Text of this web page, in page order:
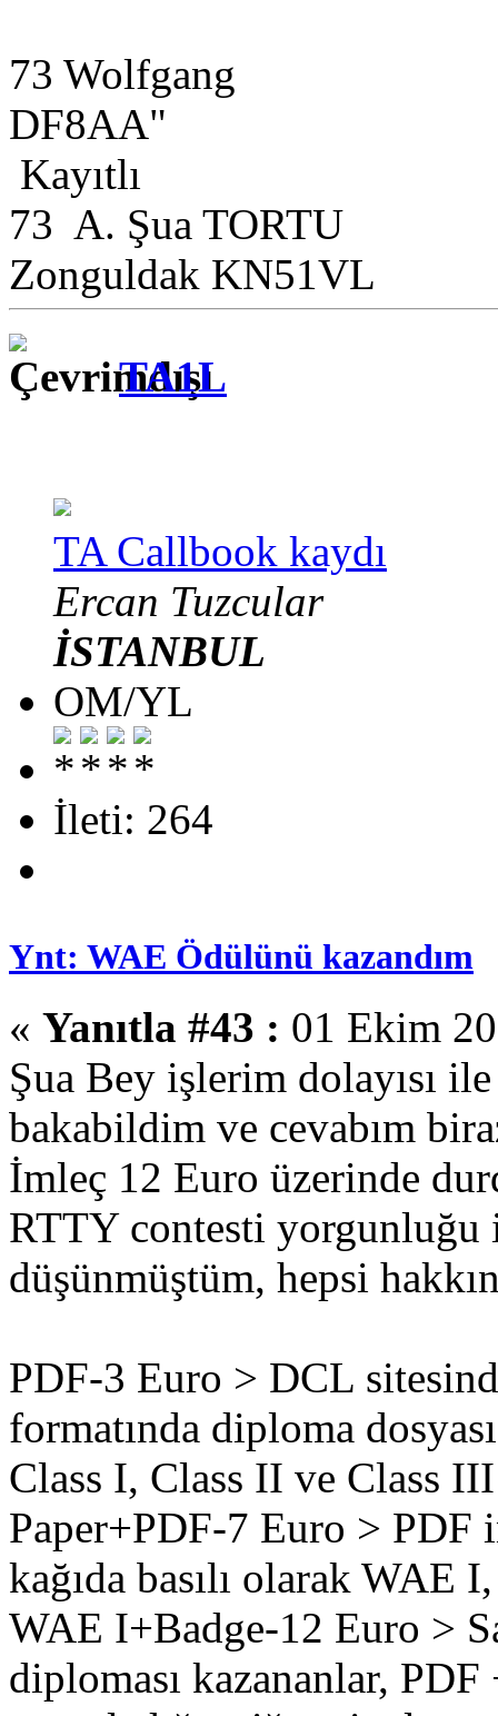
73 Wolfgang
DF8AA"
Kayıtlı
73 A. Şua TORTU
Zonguldak KN51VL
TA1L
TA Callbook kaydı
Ercan Tuzcular
İSTANBUL
OM/YL
İleti: 264
Ynt: WAE Ödülünü kazandım
« Yanıtla #43 : 01 Ekim
Şua Bey işlerim dolayısı
bakabildim ve cevabım
İmleç 12 Euro üzerinde
RTTY contesti
düşünmüştüm, hepsi
PDF-3 Euro > DCL
formatında diploma
Class I, Class II ve Class
Paper+PDF-7 Euro > PDF
kağıda basılı olarak
WAE I+Badge-12 Euro >
diploması kazananlar, PDF